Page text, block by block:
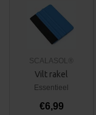
SCALASOL®
Vilt rakel
Essentieel
€6,99